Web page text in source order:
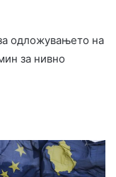
одложувањето на
за нивно